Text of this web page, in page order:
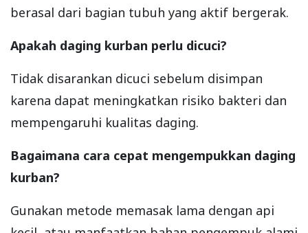
berasal dari bagian tubuh yang aktif bergerak.
Apakah daging kurban perlu dicuci?
Tidak disarankan dicuci sebelum disimpan
karena dapat meningkatkan risiko bakteri dan
mempengaruhi kualitas daging.
Bagaimana cara cepat mengempukkan daging
kurban?
Gunakan metode memasak lama dengan api